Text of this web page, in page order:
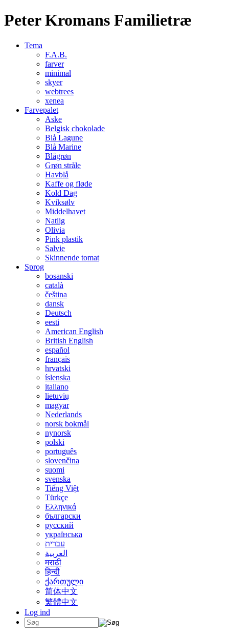
Peter Kromans Familietræ
Tema
F.A.B.
farver
minimal
skyer
webtrees
xenea
Farvepalet
Aske
Belgisk chokolade
Blå Lagune
Blå Marine
Blågrøn
Grøn stråle
Havblå
Kaffe og fløde
Kold Dag
Kviksølv
Middelhavet
Natlig
Olivia
Pink plastik
Salvie
Skinnende tomat
Sprog
bosanski
català
čeština
dansk
Deutsch
eesti
American English
British English
español
français
hrvatski
íslenska
italiano
lietuvių
magyar
Nederlands
norsk bokmål
nynorsk
polski
português
slovenčina
suomi
svenska
Tiếng Việt
Türkçe
Ελληνικά
български
русский
українська
עברית
العربية
मराठी
हिन्दी
ქართული
简体中文
繁體中文
Log ind